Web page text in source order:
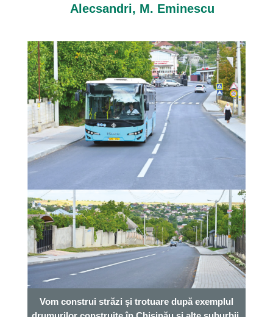
Alecsandri, M. Eminescu
Vom construi străzi și trotuare după exemplul